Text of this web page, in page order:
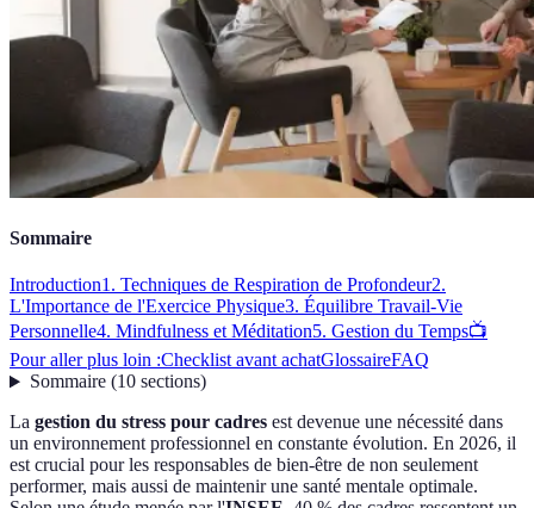
Sommaire
Introduction1. Techniques de Respiration de Profondeur2.
L'Importance de l'Exercice Physique3. Équilibre Travail-Vie
Personnelle4. Mindfulness et Méditation5. Gestion du Temps📺
Pour aller plus loin :Checklist avant achatGlossaireFAQ
Sommaire(10 sections)
La gestion du stress pour cadres est devenue une nécessité dans
un environnement professionnel en constante évolution. En 2026, il
est crucial pour les responsables de bien-être de non seulement
performer, mais aussi de maintenir une santé mentale optimale.